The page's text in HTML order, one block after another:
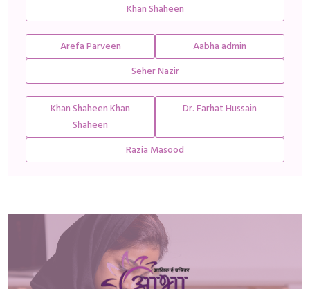
Khan Shaheen
Arefa Parveen
Aabha admin
Seher Nazir
Khan Shaheen Khan
Shaheen
Dr. Farhat Hussain
Razia Masood